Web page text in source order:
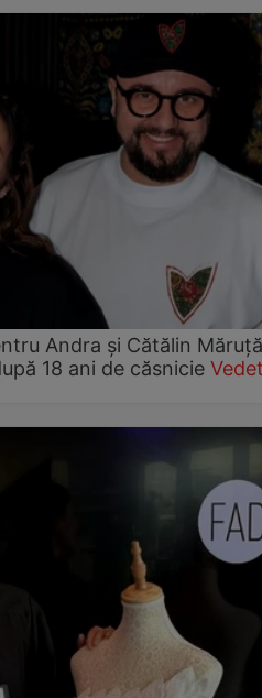
Andra și Cătălin
18 ani de căsnicie